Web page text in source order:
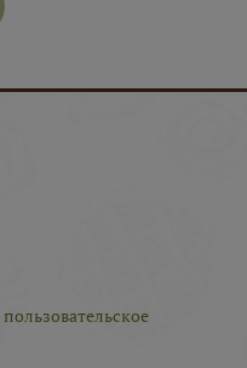
пользовательское